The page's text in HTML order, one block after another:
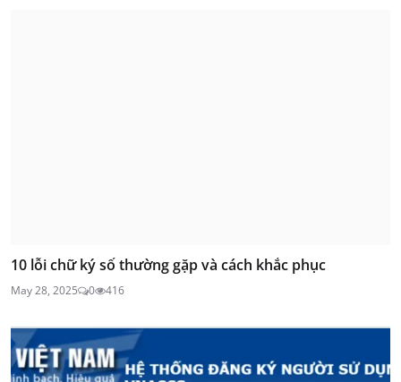
10 lỗi chữ ký số thường gặp và cách khắc phục
May 28, 2025 0 416